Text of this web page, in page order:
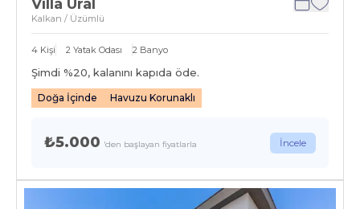
Villa Ural
Kalkan / Üzümlü
4 Kişi 2 Yatak Odası 2 Banyo
Şimdi %20, kalanını kapıda öde.
Doğa İçinde Havuzu Korunaklı
₺5.000 'den başlayan fiyatlarla İncele